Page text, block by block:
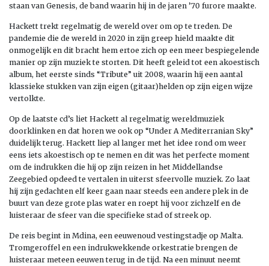
staan van Genesis, de band waarin hij in de jaren ’70 furore maakte.
Hackett trekt regelmatig de wereld over om op te treden. De
pandemie die de wereld in 2020 in zijn greep hield maakte dit
onmogelijk en dit bracht hem ertoe zich op een meer bespiegelende
manier op zijn muziek te storten. Dit heeft geleid tot een akoestisch
album, het eerste sinds “Tribute” uit 2008, waarin hij een aantal
klassieke stukken van zijn eigen (gitaar)helden op zijn eigen wijze
vertolkte.
Op de laatste cd’s liet Hackett al regelmatig wereldmuziek
doorklinken en dat horen we ook op “Under A Mediterranian Sky”
duidelijk terug. Hackett liep al langer met het idee rond om weer
eens iets akoestisch op te nemen en dit was het perfecte moment
om de indrukken die hij op zijn reizen in het Middellandse
Zeegebied opdeed te vertalen in uiterst sfeervolle muziek. Zo laat
hij zijn gedachten elf keer gaan naar steeds een andere plek in de
buurt van deze grote plas water en roept hij voor zichzelf en de
luisteraar de sfeer van die specifieke stad of streek op.
De reis begint in Mdina, een eeuwenoud vestingstadje op Malta.
Tromgeroffel en een indrukwekkende orkestratie brengen de
luisteraar meteen eeuwen terug in de tijd. Na een minuut neemt